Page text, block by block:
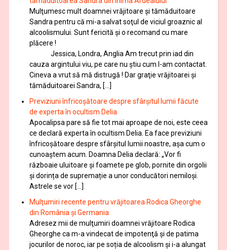
Mulţumesc mult doamnei vrăjitoare și tămăduitoare
Sandra pentru că mi-a salvat soţul de viciul groaznic al
alcoolismului. Sunt fericită și o recomand cu mare
plăcere !
Jessica, Londra, Anglia Am trecut prin iad din
cauza argintului viu, pe care nu știu cum l-am contactat.
Cineva a vrut să mă distrugă ! Dar graţie vrăjitoarei și
tămăduitoarei Sandra, […]
Previziuni înfricoșătoare despre sfârșitul lumii făcute
de experta în ocultism Delia
Apocalipsa pare să fie tot mai aproape de noi, este ceea
ce declară experta în ocultism Delia. Ea face previziuni
înfricoșătoare despre sfârșitul lumii noastre, așa cum o
cunoaștem acum. Doamna Delia declară: „Vor fi
războaie uluitoare și foamete pe glob, pornite din orgolii
și dorința de supremație a unor conducători nemiloși.
Astrele se vor […]
Mulţumiri recente pentru vrăjitoarea Rodica Gheorghe
din România și Germania
Adresez mii de mulţumiri doamnei vrăjitoare Rodica
Gheorghe ca m-a vindecat de impotenţă şi de patima
jocurilor de noroc, iar pe soția de alcoolism și i-a alungat